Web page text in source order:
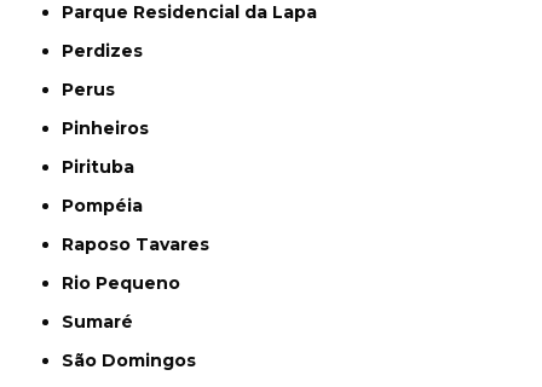
Parque Residencial da Lapa
Perdizes
Perus
Pinheiros
Pirituba
Pompéia
Raposo Tavares
Rio Pequeno
Sumaré
São Domingos